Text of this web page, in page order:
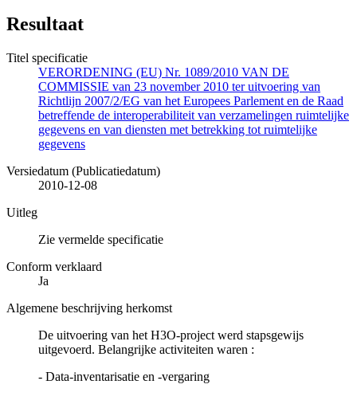
Resultaat
Titel specificatie
VERORDENING (EU) Nr. 1089/2010 VAN DE
COMMISSIE van 23 november 2010 ter uitvoering van
Richtlijn 2007/2/EG van het Europees Parlement en de Raad
betreffende de interoperabiliteit van verzamelingen ruimtelijke
gegevens en van diensten met betrekking tot ruimtelijke
gegevens
Versiedatum (Publicatiedatum)
2010-12-08
Uitleg
Zie vermelde specificatie
Conform verklaard
Ja
Algemene beschrijving herkomst
De uitvoering van het H3O-project werd stapsgewijs
uitgevoerd. Belangrijke activiteiten waren :
- Data-inventarisatie en -vergaring